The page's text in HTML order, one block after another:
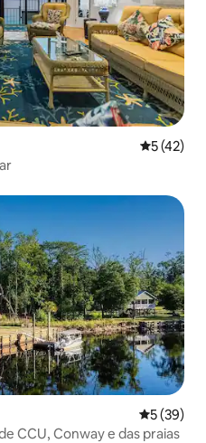
5 de uma
5 (42)
hóspedes
5 de uma
5 (39)
CCU, Conway e das praias